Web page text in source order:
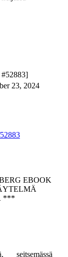
23, 2024
EBOOK
***
seitsemässä